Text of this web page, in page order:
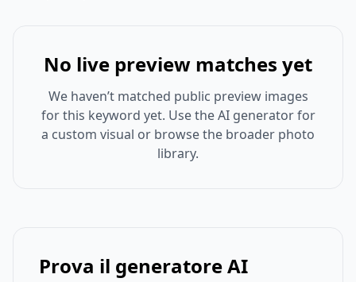
No live preview matches yet
We haven’t matched public preview images
for this keyword yet. Use the AI generator for
a custom visual or browse the broader photo
library.
Prova il generatore AI